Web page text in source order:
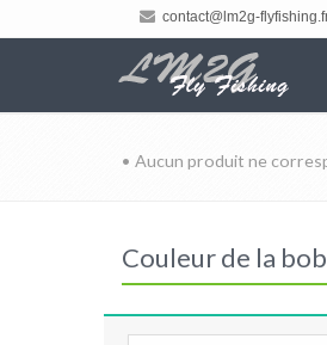
contact@lm2g-
• Aucun produit ne
Couleur de la